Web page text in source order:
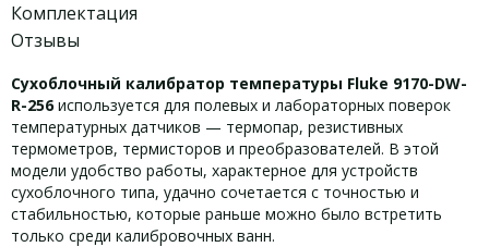
Комплектация
Отзывы
Сухоблочный калибратор температуры Fluke 9170-DW-
R-256используется для полевых и лабораторных поверок
температурных датчиков — термопар, резистивных
термометров, термисторов и преобразователей. В этой
модели удобство работы, характерное для устройств
сухоблочного типа, удачно сочетается с точностью и
стабильностью, которые раньше можно было встретить
только среди калибровочных ванн.